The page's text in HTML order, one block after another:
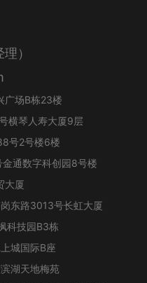
理）
广场B栋23楼
横琴人寿大厦9层
号2号楼6楼
通数字科创园8号楼
大厦
东路3013号长虹大厦
科技园B3栋
城国际B座
湖天地梅苑